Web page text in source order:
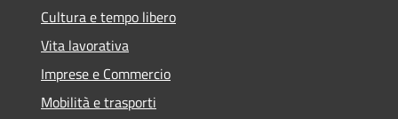
Cultura e tempo libero
Vita lavorativa
Imprese e Commercio
Mobilità e trasporti